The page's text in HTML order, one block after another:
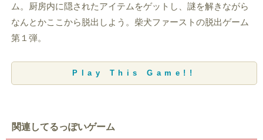
ム。厨房内に隠されたアイテムをゲットし、謎を解きながら
なんとかここから脱出しよう。柴犬ファーストの脱出ゲーム
第１弾。
Play This Game!!
関連してるっぽいゲーム